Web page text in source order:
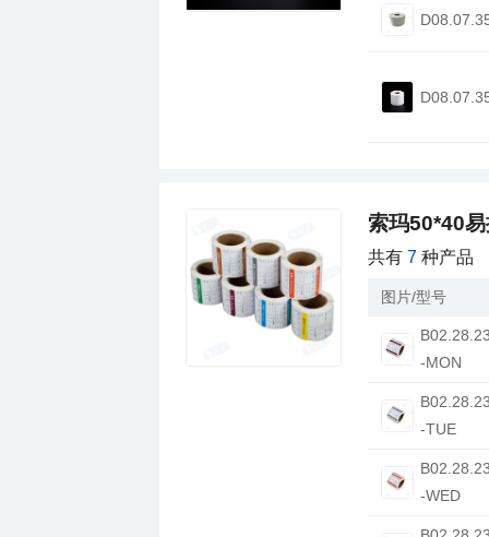
索玛50*40
共有7 种产品
图片/型号
-MON
-TUE
-WED